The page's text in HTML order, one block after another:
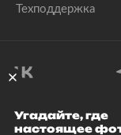
Техподдержка
©
Угадайте, где
настоящее